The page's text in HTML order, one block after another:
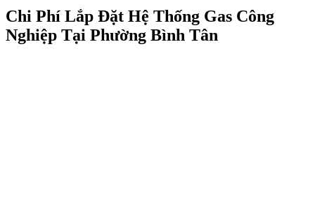
Chi Phí Lắp Đặt Hệ Thống Gas Công
Nghiệp Tại Phường Bình Tân